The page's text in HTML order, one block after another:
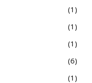
1
1
1
6
1